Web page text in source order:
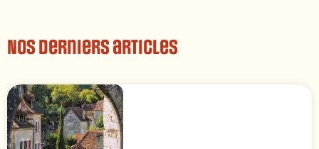
Nos derniers articles